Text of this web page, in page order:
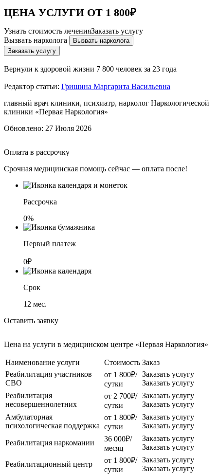
ЦЕНА УСЛУГИ ОТ 1 800₽
Узнать стоимость леченияЗаказать услугу
Вызвать нарколога
Вызвать нарколога
Заказать услугу
Вернули к здоровой жизни 7 800 человек за 23 года
Редактор статьи: Гришина Маргарита Васильевна
главный врач клиники, психиатр, нарколог Наркологической
клиники «Первая Наркология»
Обновлено: 27 Июля 2026
Оплата в рассрочку
Срочная медицинская помощь сейчас — оплата после!
Рассрочка
0%
Первый платеж
0₽
Срок
12 мес.
Оставить заявку
Цена на услуги в медицинском центре «Первая Наркология»
Наименование услуги Стоимость Заказ
Реабилитация участников
СВО
от 1 800₽/
сутки
Заказать услугу
Заказать услугу
Реабилитация
несовершеннолетних
от 2 700₽/
сутки
Заказать услугу
Заказать услугу
Амбулаторная
психологическая поддержка
от 1 800₽/
сутки
Заказать услугу
Заказать услугу
Реабилитация наркомании
36 000₽/
месяц
Заказать услугу
Заказать услугу
Реабилитационный центр
от 1 800₽/
сутки
Заказать услугу
Заказать услугу